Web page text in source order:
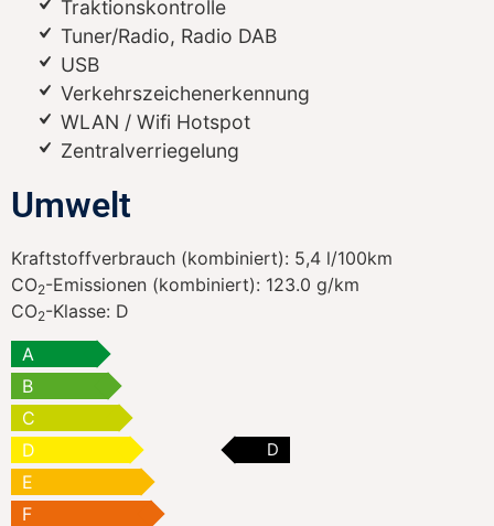
Traktionskontrolle
Tuner/Radio, Radio DAB
USB
Verkehrszeichenerkennung
WLAN / Wifi Hotspot
Zentralverriegelung
Umwelt
Kraftstoffverbrauch (kombiniert): 5,4 l/100km
CO2-Emissionen (kombiniert): 123.0 g/km
CO2-Klasse: D
A
B
C
D
D
E
F